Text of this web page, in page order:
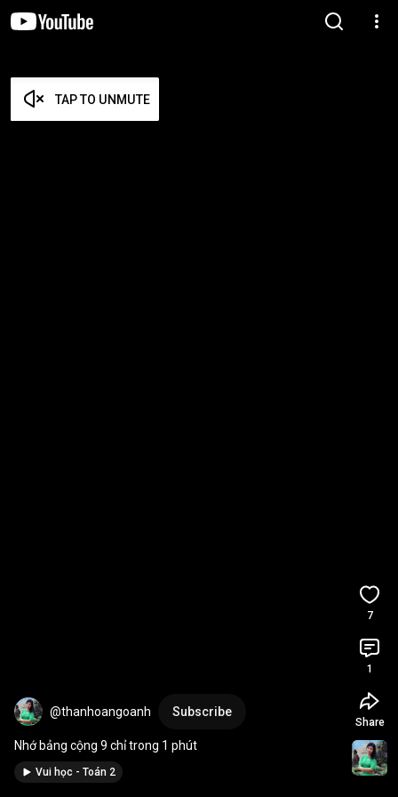
TAP TO UNMUTE
@thanhoangoanh Subscribe
Nhớ bảng cộng 9 chỉ trong 1 phút
Vui học - Toán 2
7
1
Share